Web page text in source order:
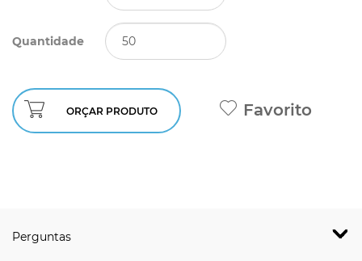
Quantidade
ORÇAR PRODUTO Favorito
Perguntas